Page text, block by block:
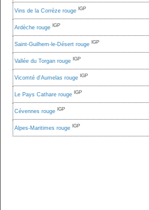
Vins de la Corrèze rouge IGP
Ardèche rouge IGP
Saint-Guilhem-le-Désert rouge IGP
Vallée du Torgan rouge IGP
Vicomté d'Aumelas rouge IGP
Le Pays Cathare rouge IGP
Cévennes rouge IGP
Alpes-Maritimes rouge IGP